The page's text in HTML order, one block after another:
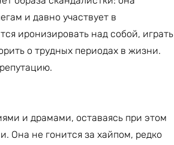
и давно участвует в
иронизировать над собой, играть
о трудных периодах в жизни.
и драмами, оставаясь при этом
Она не гонится за хайпом, редко